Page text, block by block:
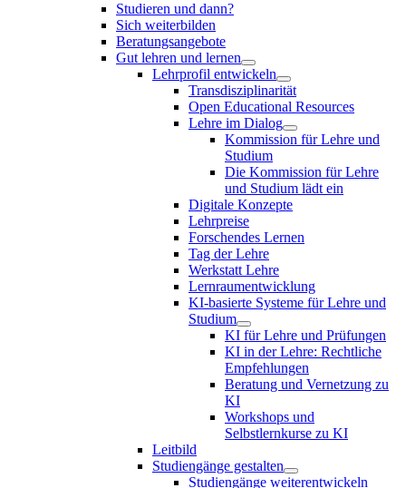
Studieren und dann?
Sich weiterbilden
Beratungsangebote
Gut lehren und lernen
Lehrprofil entwickeln
Transdisziplinarität
Open Educational Resources
Lehre im Dialog
Kommission für Lehre und
Studium
Die Kommission für Lehre
und Studium lädt ein
Digitale Konzepte
Lehrpreise
Forschendes Lernen
Tag der Lehre
Werkstatt Lehre
Lernraumentwicklung
KI-basierte Systeme für Lehre und
Studium
KI für Lehre und Prüfungen
KI in der Lehre: Rechtliche
Empfehlungen
Beratung und Vernetzung zu
KI
Workshops und
Selbstlernkurse zu KI
Leitbild
Studiengänge gestalten
Studiengänge weiterentwickeln